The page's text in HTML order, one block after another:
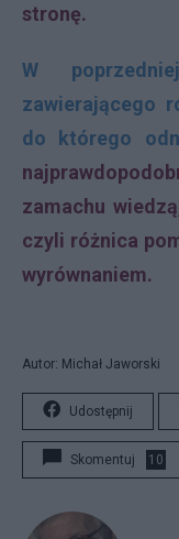
stronę.
W
zawierającego
do którego
zamachu
czyli różnica
wyrównaniem.
Autor: Michał Jaworski
Udostępnij
Skomentuj 10